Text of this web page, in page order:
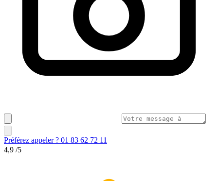
Préférez appeler ? 01 83 62 72 11
4,9 /5